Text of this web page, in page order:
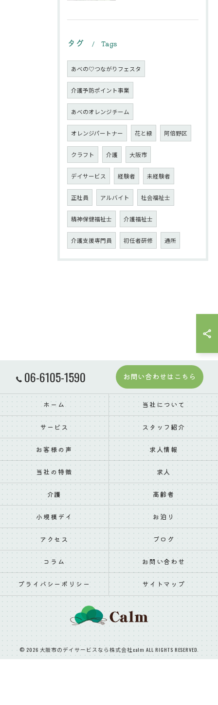
タグ Tags
あべの♡つながりフェスタ
介護予防ポイント事業
あべのオレンジチーム
オレンジパートナー 花と緑 阿倍野区
クラフト 介護 大阪市
デイサービス 経験者 未経験者
正社員 アルバイト 社会福祉士
精神保健福祉士 介護福祉士
介護支援専門員 初任者研修 通所
06-6105-1590 お問い合わせはこちら
ホーム 当社について
サービス スタッフ紹介
お客様の声 求人情報
当社の特徴 求人
介護 高齢者
小規模デイ お泊り
アクセス ブログ
コラム お問い合わせ
プライバシーポリシー サイトマップ
© 2026 大阪市のデイサービスなら株式会社calm ALL RIGHTS RESERVED.